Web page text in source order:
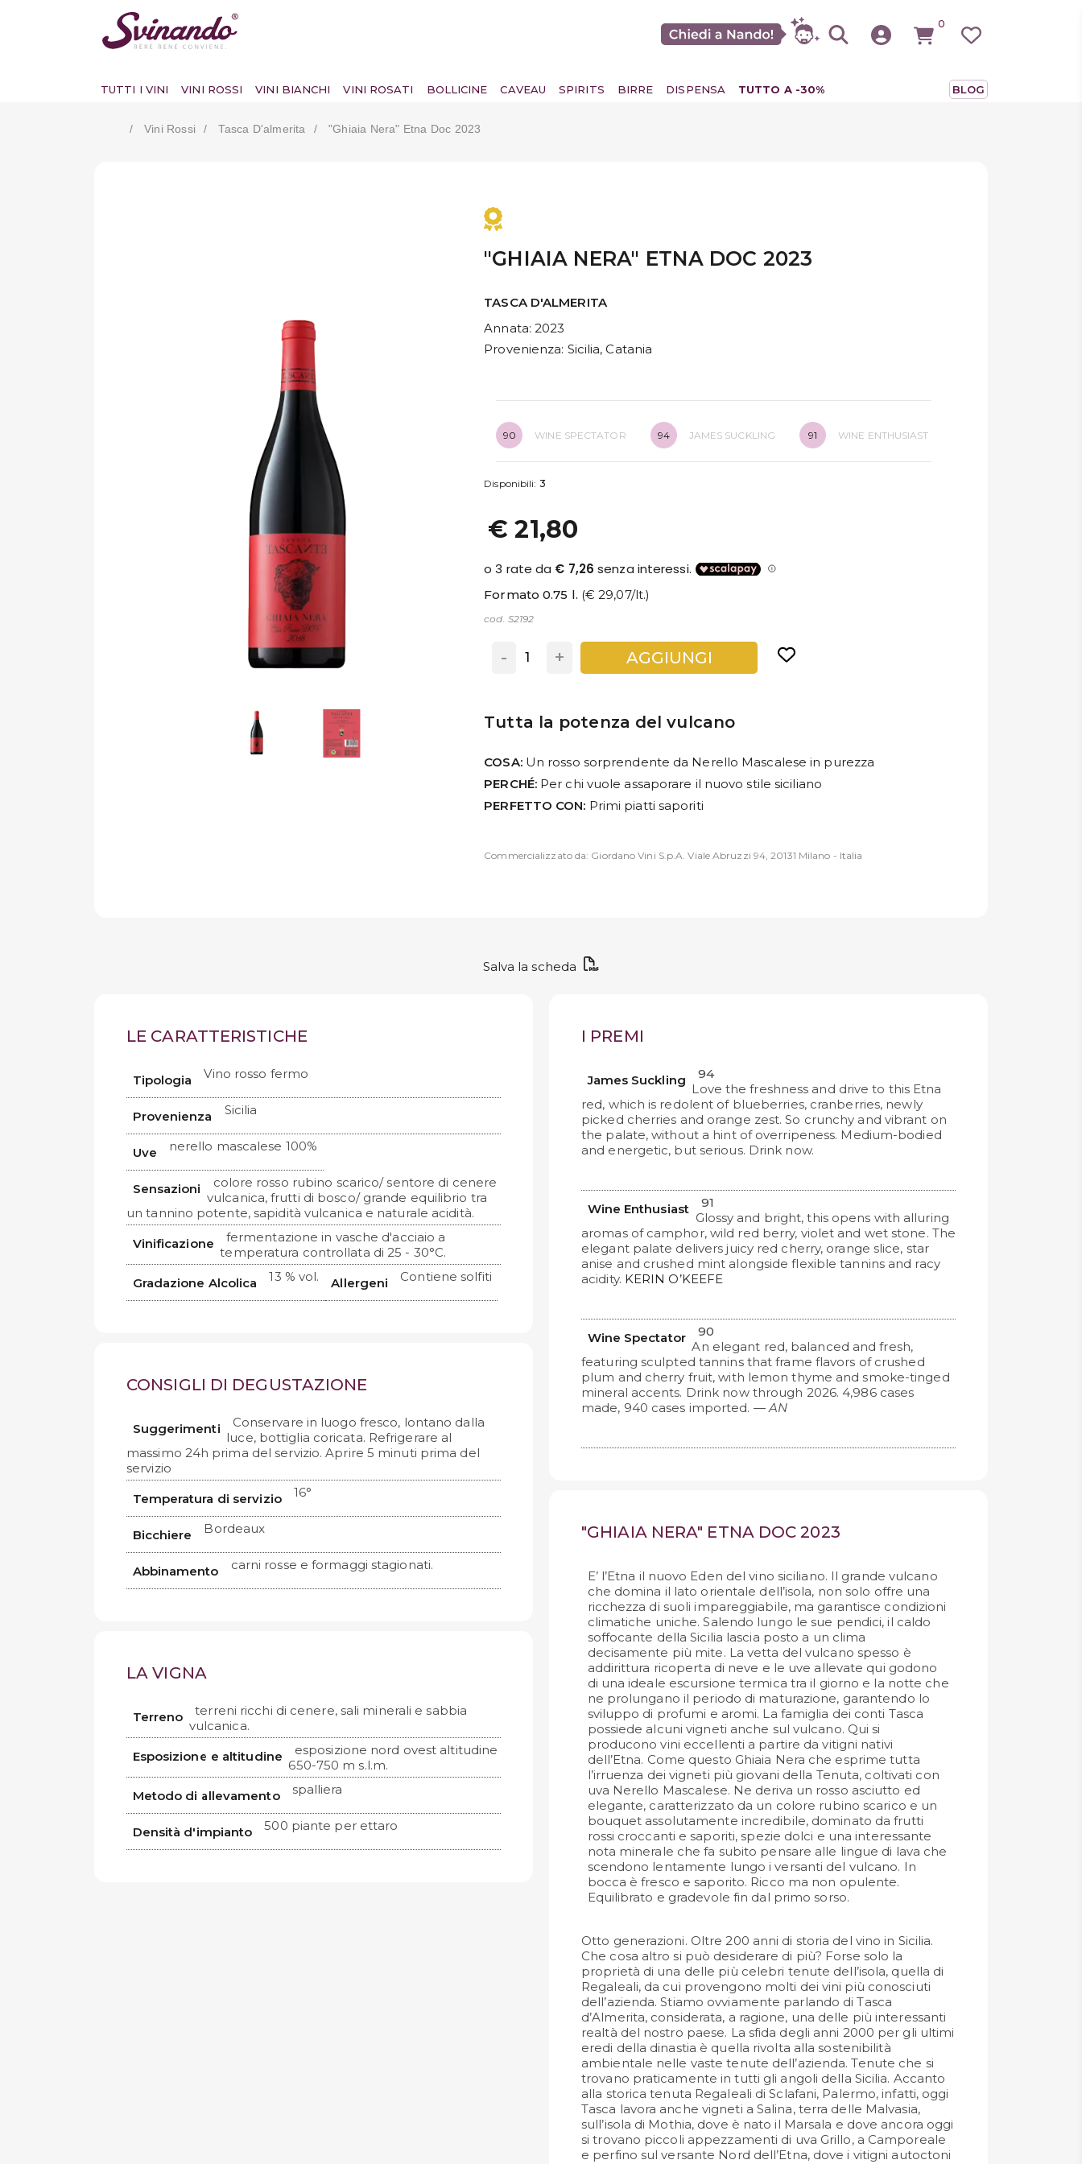
0
TUTTI I VINI VINI ROSSI VINI BIANCHI VINI ROSATI BOLLICINE CAVEAU SPIRITS BIRRE DISPENSA TUTTO A -30% BLOG
Vini Rossi Tasca D'almerita "ghiaia Nera" Etna Doc 2023
"GHIAIA NERA" ETNA DOC 2023
TASCA D'ALMERITA
Annata: 2023
Provenienza: Sicilia, Catania
90 WINE SPECTATOR 94 JAMES SUCKLING 91 WINE ENTHUSIAST
Disponibili: 3
€ 21,80
Formato 0.75 l. (€ 29,07/lt.)
cod. S2192
- + AGGIUNGI
Tutta la potenza del vulcano
COSA:Un rosso sorprendente da Nerello Mascalese in purezza
PERCHÉ:Per chi vuole assaporare il nuovo stile siciliano
PERFETTO CON: Primi piatti saporiti
Commercializzato da: Giordano Vini S.p.A. Viale Abruzzi 94, 20131 Milano - Italia
Salva la scheda
LE CARATTERISTICHE
Tipologia Vino rosso fermo
Provenienza Sicilia
Uve nerello mascalese 100%
Sensazioni
colore rosso rubino scarico/ sentore di cenere
vulcanica, frutti di bosco/ grande equilibrio tra
un tannino potente, sapidità vulcanica e naturale acidità.
Vinificazione
fermentazione in vasche d'acciaio a
temperatura controllata di 25 - 30°C.
Gradazione Alcolica
13 % vol. Allergeni Contiene solfiti
CONSIGLI DI DEGUSTAZIONE
Suggerimenti
Conservare in luogo fresco, lontano dalla
luce, bottiglia coricata. Refrigerare al
massimo 24h prima del servizio. Aprire 5 minuti prima del
servizio
Temperatura di servizio
16°
Bicchiere Bordeaux
Abbinamento carni rosse e formaggi stagionati.
LA VIGNA
Terreno
terreni ricchi di cenere, sali minerali e sabbia
vulcanica.
Esposizione e altitudine
esposizione nord ovest altitudine
650-750 m s.l.m.
Metodo di allevamento
spalliera
Densità d'impianto 500 piante per ettaro
I PREMI
James Suckling
94
Love the freshness and drive to this Etna
red, which is redolent of blueberries, cranberries, newly
picked cherries and orange zest. So crunchy and vibrant on
the palate, without a hint of overripeness. Medium-bodied
and energetic, but serious. Drink now.
Wine Enthusiast
91
Glossy and bright, this opens with alluring
aromas of camphor, wild red berry, violet and wet stone. The
elegant palate delivers juicy red cherry, orange slice, star
anise and crushed mint alongside flexible tannins and racy
acidity. KERIN O’KEEFE
Wine Spectator
90
An elegant red, balanced and fresh,
featuring sculpted tannins that frame flavors of crushed
plum and cherry fruit, with lemon thyme and smoke-tinged
mineral accents. Drink now through 2026. 4,986 cases
made, 940 cases imported. — AN
"GHIAIA NERA" ETNA DOC 2023
E’ l’Etna il nuovo Eden del vino siciliano. Il grande vulcano
che domina il lato orientale dell’isola, non solo offre una
ricchezza di suoli impareggiabile, ma garantisce condizioni
climatiche uniche. Salendo lungo le sue pendici, il caldo
soffocante della Sicilia lascia posto a un clima
decisamente più mite. La vetta del vulcano spesso è
addirittura ricoperta di neve e le uve allevate qui godono
di una ideale escursione termica tra il giorno e la notte che
ne prolungano il periodo di maturazione, garantendo lo
sviluppo di profumi e aromi. La famiglia dei conti Tasca
possiede alcuni vigneti anche sul vulcano. Qui si
producono vini eccellenti a partire da vitigni nativi
dell’Etna. Come questo Ghiaia Nera che esprime tutta
l’irruenza dei vigneti più giovani della Tenuta, coltivati con
uva Nerello Mascalese. Ne deriva un rosso asciutto ed
elegante, caratterizzato da un colore rubino scarico e un
bouquet assolutamente incredibile, dominato da frutti
rossi croccanti e saporiti, spezie dolci e una interessante
nota minerale che fa subito pensare alle lingue di lava che
scendono lentamente lungo i versanti del vulcano. In
bocca è fresco e saporito. Ricco ma non opulente.
Equilibrato e gradevole fin dal primo sorso.
Otto generazioni. Oltre 200 anni di storia del vino in Sicilia.
Che cosa altro si può desiderare di più? Forse solo la
proprietà di una delle più celebri tenute dell’isola, quella di
Regaleali, da cui provengono molti dei vini più conosciuti
dell’azienda. Stiamo ovviamente parlando di Tasca
d’Almerita, considerata, a ragione, una delle più interessanti
realtà del nostro paese. La sfida degli anni 2000 per gli ultimi
eredi della dinastia è quella rivolta alla sostenibilità
ambientale nelle vaste tenute dell’azienda. Tenute che si
trovano praticamente in tutti gli angoli della Sicilia. Accanto
alla storica tenuta Regaleali di Sclafani, Palermo, infatti, oggi
Tasca lavora anche vigneti a Salina, terra delle Malvasia,
sull’isola di Mothia, dove è nato il Marsala e dove ancora oggi
si trovano piccoli appezzamenti di uva Grillo, a Camporeale
e perfino sul versante Nord dell’Etna, dove i vitigni autoctoni